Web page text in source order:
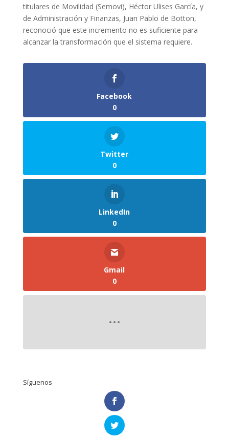
titulares de Movilidad (Semovi), Héctor Ulises García, y
de Administración y Finanzas, Juan Pablo de Botton,
reconoció que este incremento no es suficiente para
alcanzar la transformación que el sistema requiere.
Facebook
0
Twitter
0
LinkedIn
0
Gmail
0
Síguenos